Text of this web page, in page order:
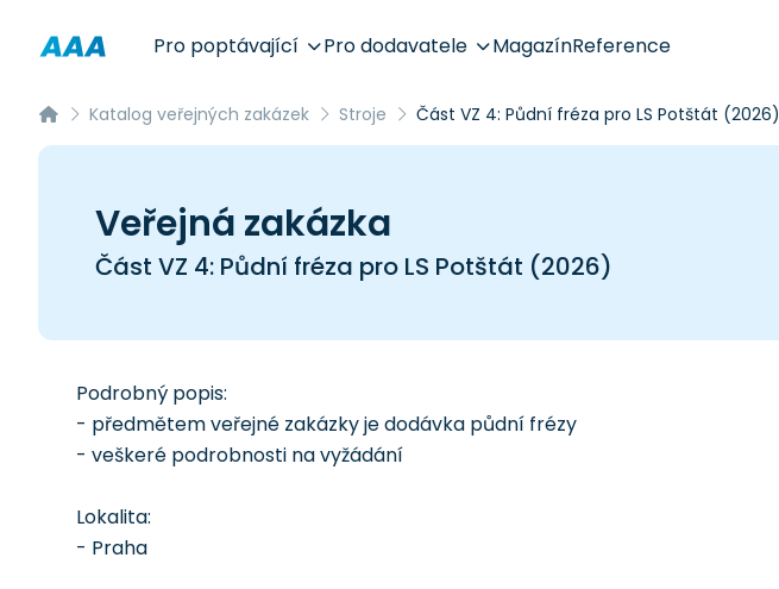
Pro poptávající Pro dodavatele MagazínReference
Katalog veřejných zakázek Stroje Část VZ 4: Půdní fréza pro LS Potštát (2026)
Veřejná zakázka
Část VZ 4: Půdní fréza pro LS Potštát (2026)
Podrobný popis:
- předmětem veřejné zakázky je dodávka půdní frézy
- veškeré podrobnosti na vyžádání
Lokalita:
- Praha